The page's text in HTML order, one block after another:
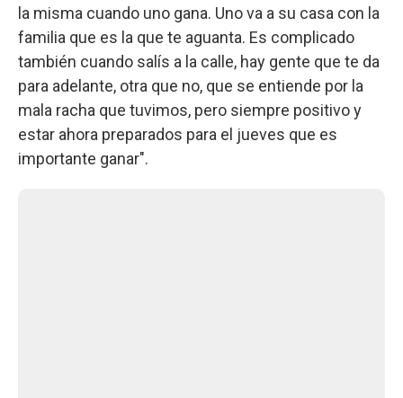
la misma cuando uno gana. Uno va a su casa con la
familia que es la que te aguanta. Es complicado
también cuando salís a la calle, hay gente que te da
para adelante, otra que no, que se entiende por la
mala racha que tuvimos, pero siempre positivo y
estar ahora preparados para el jueves que es
importante ganar".